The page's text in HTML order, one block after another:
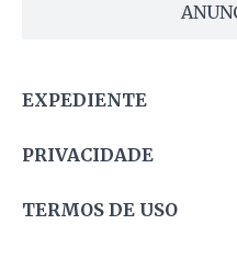
EXPEDIENTE
PRIVACIDADE
TERMOS DE USO